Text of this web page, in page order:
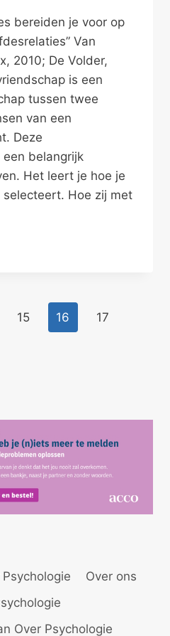
bereiden je voor op
Van
2010; De Volder,
is een
tussen twee
van een
Deze
belangrijk
Het leert je hoe je
Hoe zij met
15 16 17
Over ons
Over Psychologie